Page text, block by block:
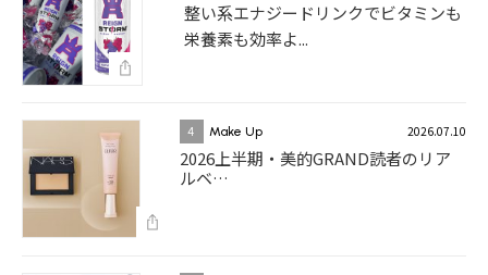
整い系エナジードリンクでビタミンも
栄養素も効率よ...
4 Make Up 2026.07.10
2026上半期・美的GRAND読者のリア
ルベ…